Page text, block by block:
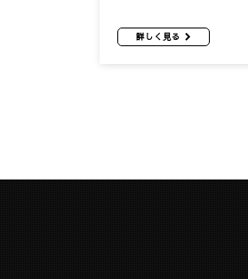
詳しく見る